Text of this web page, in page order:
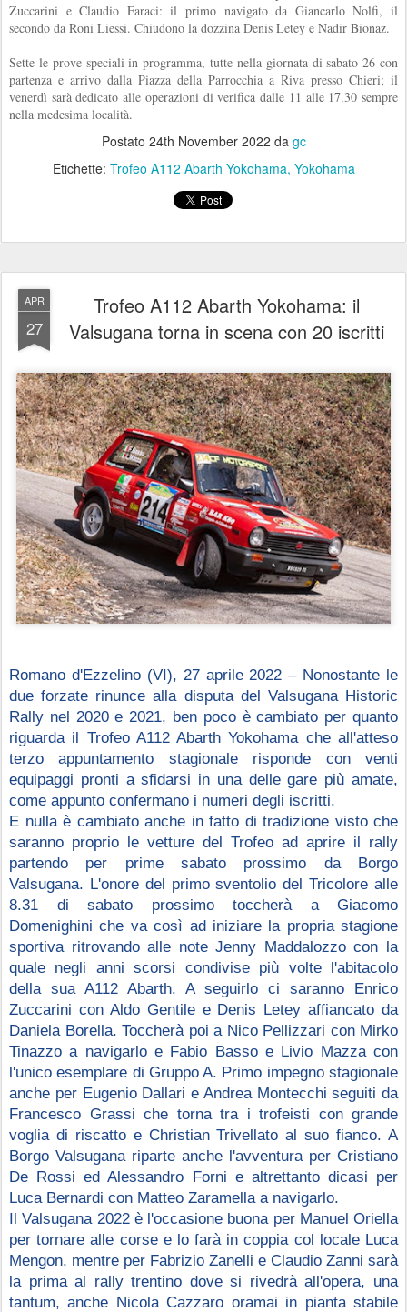
Zuccarini e Claudio Faraci: il primo navigato da Giancarlo Nolfi, il
secondo da Roni Liessi. Chiudono la dozzina Denis Letey e Nadir Bionaz.
Sette le prove speciali in programma, tutte nella giornata di sabato 26 con
partenza e arrivo dalla Piazza della Parrocchia a Riva presso Chieri; il
venerdì sarà dedicato alle operazioni di verifica dalle 11 alle 17.30 sempre
nella medesima località.
Postato 24th November 2022 da gc
Etichette: Trofeo A112 Abarth Yokohama Yokohama
APR
27
Trofeo A112 Abarth Yokohama: il
Valsugana torna in scena con 20 iscritti
Romano d'Ezzelino (VI), 27 aprile 2022 – Nonostante le
due forzate rinunce alla disputa del Valsugana Historic
Rally nel 2020 e 2021, ben poco è cambiato per quanto
riguarda il Trofeo A112 Abarth Yokohama che all'atteso
terzo appuntamento stagionale risponde con venti
equipaggi pronti a sfidarsi in una delle gare più amate,
come appunto confermano i numeri degli iscritti.
E nulla è cambiato anche in fatto di tradizione visto che
saranno proprio le vetture del Trofeo ad aprire il rally
partendo per prime sabato prossimo da Borgo
Valsugana. L'onore del primo sventolio del Tricolore alle
8.31 di sabato prossimo toccherà a Giacomo
Domenighini che va così ad iniziare la propria stagione
sportiva ritrovando alle note Jenny Maddalozzo con la
quale negli anni scorsi condivise più volte l'abitacolo
della sua A112 Abarth. A seguirlo ci saranno Enrico
Zuccarini con Aldo Gentile e Denis Letey affiancato da
Daniela Borella. Toccherà poi a Nico Pellizzari con Mirko
Tinazzo a navigarlo e Fabio Basso e Livio Mazza con
l'unico esemplare di Gruppo A. Primo impegno stagionale
anche per Eugenio Dallari e Andrea Montecchi seguiti da
Francesco Grassi che torna tra i trofeisti con grande
voglia di riscatto e Christian Trivellato al suo fianco. A
Borgo Valsugana riparte anche l'avventura per Cristiano
De Rossi ed Alessandro Forni e altrettanto dicasi per
Luca Bernardi con Matteo Zaramella a navigarlo.
Il Valsugana 2022 è l'occasione buona per Manuel Oriella
per tornare alle corse e lo farà in coppia col locale Luca
Mengon, mentre per Fabrizio Zanelli e Claudio Zanni sarà
la prima al rally trentino dove si rivedrà all'opera, una
tantum, anche Nicola Cazzaro oramai in pianta stabile